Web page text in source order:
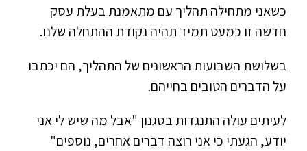
כשאני מתחילה תהליך עם מתאמנת בעלת עסק
חדשה זו כמעט תמיד תהיה נקודת ההתחלה שלנו.
בשלושת השבועות הראשונים של התהליך, הם יכתבו
על הדברים הטובים בחייהם.
לעיתים עולה התנגדות בסגנון "אבל מה שיש לי אני
יודע, הגעתי כי אני רוצה דברים אחרים, נוספים"